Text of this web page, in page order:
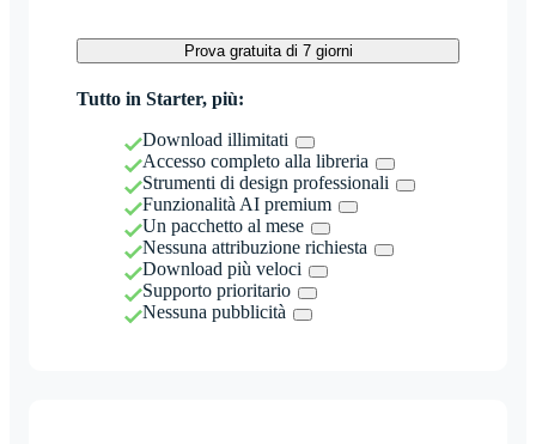
Prova gratuita di 7 giorni
Tutto in Starter, più:
Download illimitati
Accesso completo alla libreria
Strumenti di design professionali
Funzionalità AI premium
Un pacchetto al mese
Nessuna attribuzione richiesta
Download più veloci
Supporto prioritario
Nessuna pubblicità